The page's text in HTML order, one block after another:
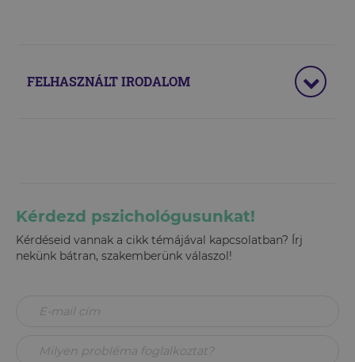
FELHASZNÁLT IRODALOM
Kérdezd pszichológusunkat!
Kérdéseid vannak a cikk témájával kapcsolatban? Írj
nekünk bátran, szakemberünk válaszol!